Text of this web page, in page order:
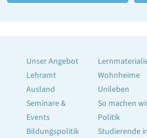
Unser Angebot
Lehramt
Ausland
Seminare &
Events
Bildungspolitik
Wohnheime
Unileben
So machen
Politik
Studierende